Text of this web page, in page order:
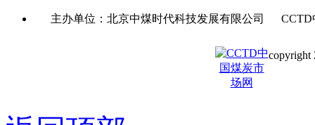
主办单位：北京中煤时代科技发展有限公司
copyright